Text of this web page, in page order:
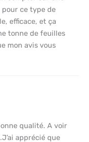
pour ce type de
efficace, et ça
tonne de feuilles
mon avis vous
qualité. A voir
apprécié que